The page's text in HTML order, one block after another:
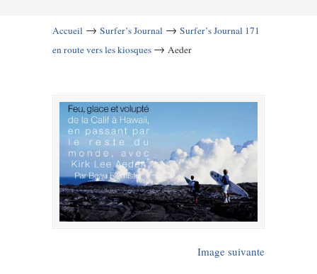
Accueil → Surfer’s Journal → Surfer’s Journal 171
en route vers les kiosques → Aeder
Image suivante